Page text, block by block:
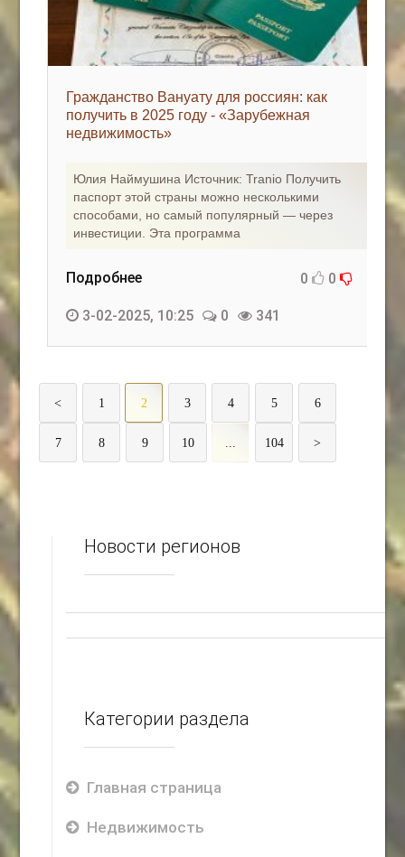
Гражданство Вануату для россиян: как
получить в 2025 году - «Зарубежная
недвижимость»
Юлия Наймушина Источник: Tranio Получить
паспорт этой страны можно несколькими
способами, но самый популярный — через
инвестиции. Эта программа
Подробнее 0 0
3-02-2025, 10:25 0 341
< 1 2 3 4 5 6
7 8 9 10 ... 104 >
Новости регионов
Категории раздела
Главная страница
Недвижимость